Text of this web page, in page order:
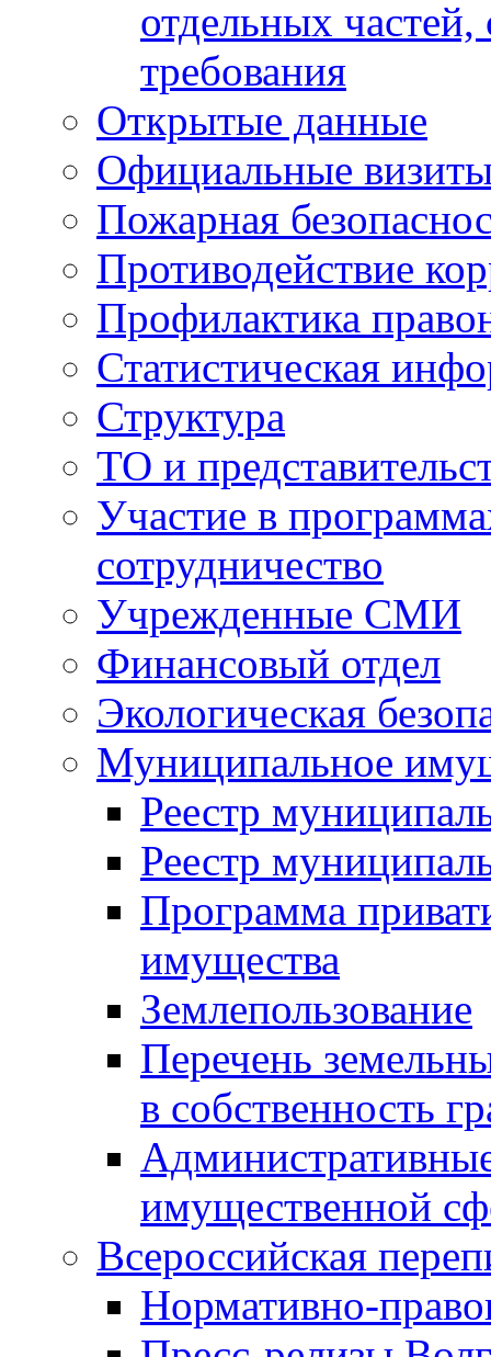
отдельных
требования
Открытые данные
Официальные
Пожарная
Противодействие
Профилактика
Статистическая
Структура
ТО и
Участие в
сотрудничество
Учрежденные СМИ
Финансовый отдел
Экологическая
Муниципальное
Реестр
Реестр
Программа
имущества
Землепользование
Перечень
в собственность
имущественной
Всероссийская
Нормативно-